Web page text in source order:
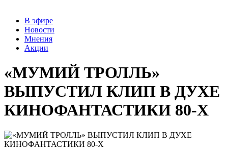
В эфире
Новости
Мнения
Акции
«МУМИЙ ТРОЛЛЬ»
ВЫПУСТИЛ КЛИП В ДУХЕ
КИНОФАНТАСТИКИ 80-Х